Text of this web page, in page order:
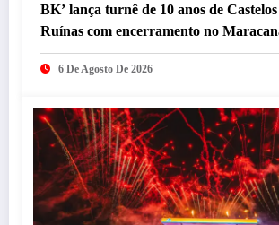
BK’ lança turnê de 10 anos de
Ruínas com encerramento no
6 De Agosto De 2026